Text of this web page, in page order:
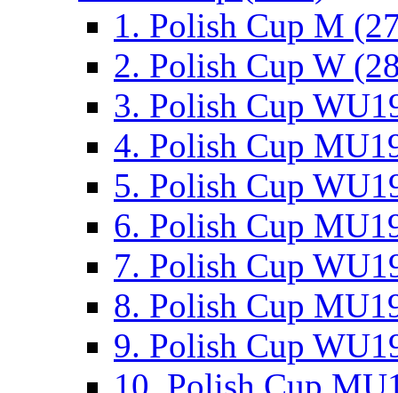
1. Polish Cup M
2. Polish Cup W
3. Polish Cup
4. Polish Cup
5. Polish Cup
6. Polish Cup
7. Polish Cup
8. Polish Cup
9. Polish Cup
10. Polish Cup